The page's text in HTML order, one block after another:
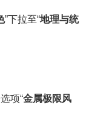
”下拉至“地理与统
项“金属极限风